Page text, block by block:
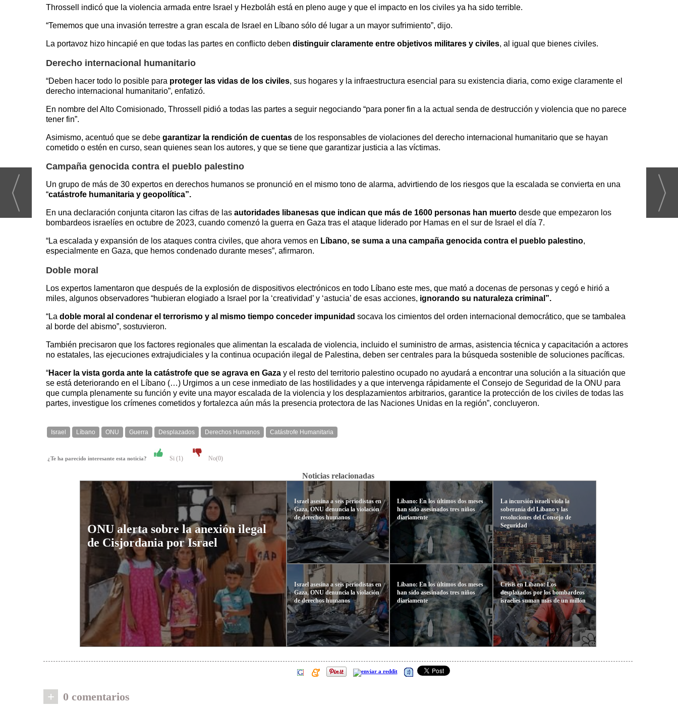
Throssell indicó que la violencia armada entre Israel y Hezboláh está en pleno auge y que el impacto en los civiles ya ha sido terrible.
“Tememos que una invasión terrestre a gran escala de Israel en Líbano sólo dé lugar a un mayor sufrimiento”, dijo.
La portavoz hizo hincapié en que todas las partes en conflicto deben distinguir claramente entre objetivos militares y civiles, al igual que bienes civiles.
Derecho internacional humanitario
“Deben hacer todo lo posible para proteger las vidas de los civiles, sus hogares y la infraestructura esencial para su existencia diaria, como exige claramente el
derecho internacional humanitario”, enfatizó.
En nombre del Alto Comisionado, Throssell pidió a todas las partes a seguir negociando “para poner fin a la actual senda de destrucción y violencia que no parece
tener fin”.
Asimismo, acentuó que se debe garantizar la rendición de cuentas de los responsables de violaciones del derecho internacional humanitario que se hayan
cometido o estén en curso, sean quienes sean los autores, y que se tiene que garantizar justicia a las víctimas.
Campaña genocida contra el pueblo palestino
Un grupo de más de 30 expertos en derechos humanos se pronunció en el mismo tono de alarma, advirtiendo de los riesgos que la escalada se convierta en una
“catástrofe humanitaria y geopolítica”.
En una declaración conjunta citaron las cifras de las autoridades libanesas que indican que más de 1600 personas han muerto desde que empezaron los
bombardeos israelíes en octubre de 2023, cuando comenzó la guerra en Gaza tras el ataque liderado por Hamas en el sur de Israel el día 7.
“La escalada y expansión de los ataques contra civiles, que ahora vemos en Líbano, se suma a una campaña genocida contra el pueblo palestino,
especialmente en Gaza, que hemos condenado durante meses”, afirmaron.
Doble moral
Los expertos lamentaron que después de la explosión de dispositivos electrónicos en todo Líbano este mes, que mató a docenas de personas y cegó e hirió a
miles, algunos observadores “hubieran elogiado a Israel por la ‘creatividad’ y ‘astucia’ de esas acciones, ignorando su naturaleza criminal”.
“La doble moral al condenar el terrorismo y al mismo tiempo conceder impunidad socava los cimientos del orden internacional democrático, que se tambalea
al borde del abismo”, sostuvieron.
También precisaron que los factores regionales que alimentan la escalada de violencia, incluido el suministro de armas, asistencia técnica y capacitación a actores
no estatales, las ejecuciones extrajudiciales y la continua ocupación ilegal de Palestina, deben ser centrales para la búsqueda sostenible de soluciones pacíficas.
“Hacer la vista gorda ante la catástrofe que se agrava en Gaza y el resto del territorio palestino ocupado no ayudará a encontrar una solución a la situación que
se está deteriorando en el Líbano (…) Urgimos a un cese inmediato de las hostilidades y a que intervenga rápidamente el Consejo de Seguridad de la ONU para
que cumpla plenamente su función y evite una mayor escalada de la violencia y los desplazamientos arbitrarios, garantice la protección de los civiles de todas las
partes, investigue los crímenes cometidos y fortalezca aún más la presencia protectora de las Naciones Unidas en la región”, concluyeron.
Israel Líbano ONU Guerra Desplazados Derechos Humanos Catástrofe Humanitaria
¿Te ha parecido interesante esta noticia? Si (1) No(0)
Noticias relacionadas
ONU alerta sobre la anexión ilegal
de Cisjordania por Israel
Israel asesina a seis periodistas en
Gaza, ONU denuncia la violación
de derechos humanos
Israel asesina a seis periodistas en
Gaza, ONU denuncia la violación
de derechos humanos
Líbano: En los últimos dos meses
han sido asesinados tres niños
diariamente
Líbano: En los últimos dos meses
han sido asesinados tres niños
diariamente
La incursión israelí viola la
soberanía del Líbano y las
resoluciones del Consejo de
Seguridad
Crisis en Líbano: Los
desplazados por los bombardeos
israelíes suman más de un millón
+ 0 comentarios